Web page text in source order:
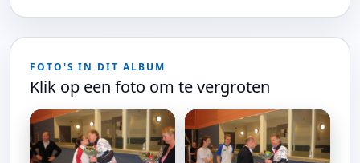
FOTO'S IN DIT ALBUM
Klik op een foto om te vergroten